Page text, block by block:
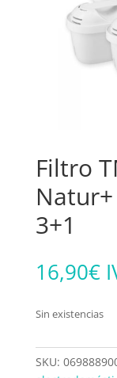
Filtro
Natur+
3+1
16,90€
Sin existencias
SKU: